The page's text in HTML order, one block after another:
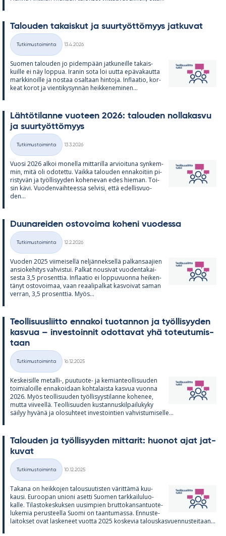
Ta­lou­den ta­kais­kut ja suur­työt­tö­myys jat­ku­vat
Kategoriat
Tutkimustoiminta
13.4.2026
Suo­men ta­lou­den jo pi­dem­pään jat­ku­neille ta­kais­
kuille ei näy lop­pua. Ira­nin sota loi uutta epä­va­kautta
mark­ki­noille ja nos­taa osal­taan hin­toja. In­flaa­tio, kor­
keat ko­rot ja vien­ti­ky­syn­nän heik­ke­ne­mi­nen...
Läh­tö­ti­lanne vuo­teen 2026: ta­lou­den nol­la­kasvu
ja suur­työt­tö­myys
Kategoriat
Tutkimustoiminta
13.3.2026
Vuosi 2026 al­koi mo­nella mit­ta­rilla ar­vioi­tuna syn­kem­
min, mitä oli odo­tettu. Vaikka ta­lou­den en­na­koi­tiin pi­
ris­ty­vän ja työl­li­syy­den ko­he­ne­van edes hie­man. Toi­
sin kävi. Vuo­den­vaih­teessa sel­visi, että edel­lis­vuo­
den...
Duu­na­rei­den os­to­voima ko­heni vuo­dessa
Kategoriat
Tutkimustoiminta
12.2.2026
Vuo­den 2025 vii­mei­sellä nel­jän­nek­sellä pal­kan­saa­jien
an­sio­ke­hi­tys vah­vis­tui. Pal­kat nousi­vat vuo­den­ta­kai­
sesta 3,5 pro­sent­tia. In­flaa­tio ei lop­pu­vuonna hei­ken­
tä­nyt os­to­voi­maa, vaan re­aa­li­pal­kat kas­voi­vat sa­man
ver­ran, 3,5 pro­sent­tia. Myös...
Teol­li­suus­liitto en­na­koi tuo­tan­non ja työl­li­syy­den
kas­vua – in­ves­toin­nit odot­ta­vat yhä to­teu­tu­mis­
taan
Kategoriat
Tutkimustoiminta
16.12.2025
Kes­kei­sille me­talli-, puu­tuote- ja ke­mian­teol­li­suu­den
toi­mia­loille en­na­koi­daan koh­ta­laista kas­vua vuonna
2026. Myös teol­li­suu­den työl­li­syys­ti­lanne ko­he­nee,
mutta vii­veellä. Teol­li­suu­den kus­tan­nus­kil­pai­lu­kyky
säi­lyy hy­vänä ja olo­suh­teet in­ves­toin­tien vah­vis­tu­mi­selle...
Ta­lou­den ja työl­li­syy­den mit­ta­rit: huo­not ajat jat­
ku­vat
Kategoriat
Tutkimustoiminta
10.12.2025
Ta­kana on heik­ko­jen ta­lous­uu­tis­ten vä­rit­tämä kuu­
kausi. Eu­roo­pan unioni asetti Suo­men tark­kai­lu­luo­
kalle. Ti­las­to­kes­kuk­sen uusim­pien brut­to­kan­san­tuo­te­
lu­ke­mia pe­rus­teella Suomi on taan­tu­massa. En­nus­te­
lai­tok­set ovat las­ke­neet vuotta 2025 kos­ke­via ta­lous­kas­vuen­nus­tei­taan...